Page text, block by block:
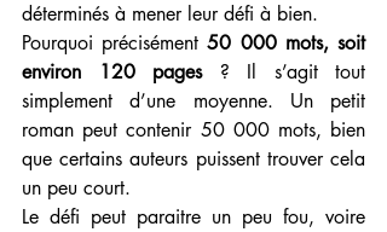
déterminés à mener leur défi à bien.
Pourquoi précisément 50 000 mots, soit
environ 120 pages ? Il s’agit tout
simplement d’une moyenne. Un petit
roman peut contenir 50 000 mots, bien
que certains auteurs puissent trouver cela
un peu court.
Le défi peut paraitre un peu fou, voire